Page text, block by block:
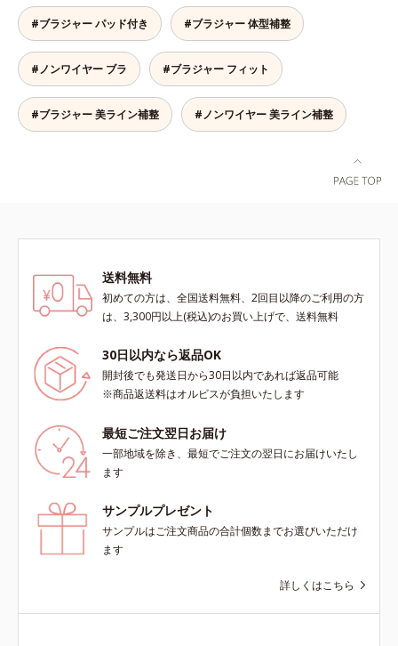
バストをしっかりホールド。脇がす
っきりしたメリハリのある上向きバ
ストをつくるから、上半身を一回り
ほっそり見せてくれます。※価格は
サイズによって異なります。
#ブラジャー パッド付き #ブラジャー 体型補整
#ノンワイヤー ブラ #ブラジャー フィット
#ブラジャー 美ライン補整 #ノンワイヤー 美ライン補整
送料無料
初めての方は、全国送料無料、2回目以降のご利用の方
は、3,300円以上(税込)のお買い上げで、送料無料
30日以内なら返品OK
開封後でも発送日から30日以内であれば返品可能
※商品返送料はオルビスが負担いたします
最短ご注文翌日お届け
一部地域を除き、最短でご注文の翌日にお届けいたし
ます
サンプルプレゼント
サンプルはご注文商品の合計個数までお選びいただけ
ます
詳しくはこちら